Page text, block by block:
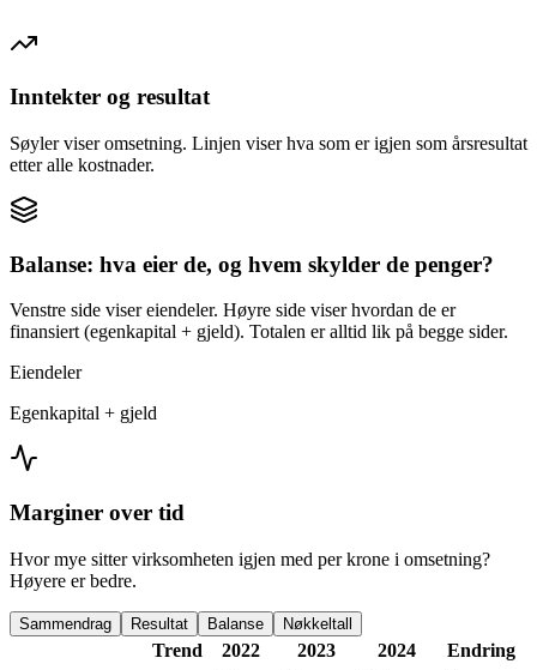
Inntekter og resultat
Søyler viser omsetning. Linjen viser hva som er igjen som årsresultat
etter alle kostnader.
Balanse: hva eier de, og hvem skylder de penger?
Venstre side viser eiendeler. Høyre side viser hvordan de er
finansiert (egenkapital + gjeld). Totalen er alltid lik på begge sider.
Eiendeler
Egenkapital + gjeld
Marginer over tid
Hvor mye sitter virksomheten igjen med per krone i omsetning?
Høyere er bedre.
Sammendrag Resultat Balanse Nøkkeltall
Trend 2022 2023 2024 Endring